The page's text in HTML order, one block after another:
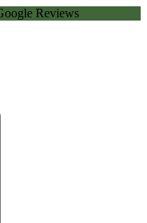
Reviews